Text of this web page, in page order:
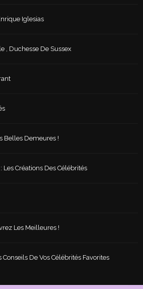
Iglesias
, Duchesse De Sussex
Belles Demeures !
Les Créations Des Célébrités
Les Meilleures !
De Vos Célébrités Favorites